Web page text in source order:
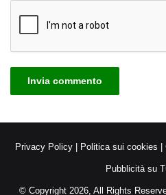
Privacy Policy| Politica sui cookies |
Pubblicità su
© Copyright 2026, All Rights